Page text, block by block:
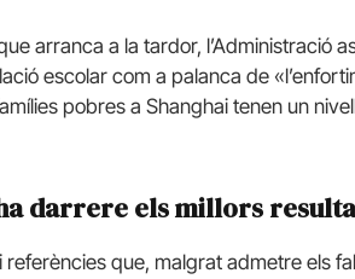
arranca a la tardor, l’Administració
escolar com a palanca de
pobres a Shanghai tenen un
darrere els millors
referències que, malgrat admetre els